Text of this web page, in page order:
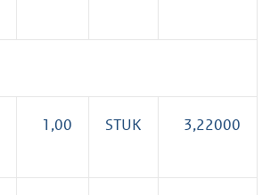
1,00 STUK 3,22000